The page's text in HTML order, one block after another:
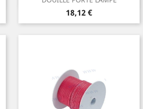
Prix
18,12 €